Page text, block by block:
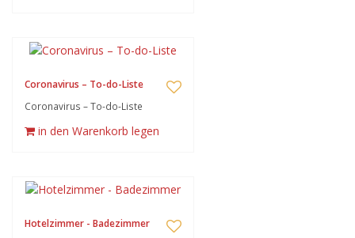
Coronavirus – To-do-Liste
Coronavirus – To-do-Liste
in den Warenkorb legen
Hotelzimmer - Badezimmer